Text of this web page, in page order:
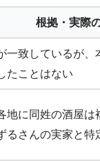
根拠・実際
一致しているが、
たことはない
地に同姓の酒屋は
るさんの実家と特